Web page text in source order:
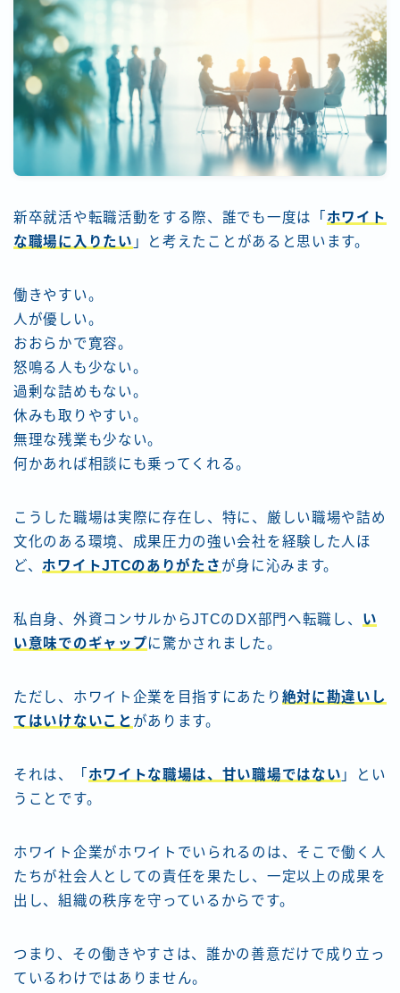
新卒就活や転職活動をする際、誰でも一度は「 ホワイト
な職場に入りたい 」と考えたことがあると思います。
働きやすい。
人が優しい。
おおらかで寛容。
怒鳴る人も少ない。
過剰な詰めもない。
休みも取りやすい。
無理な残業も少ない。
何かあれば相談にも乗ってくれる。
こうした職場は実際に存在し、特に、厳しい職場や詰め
文化のある環境、成果圧力の強い会社を経験した人ほ
ど、 ホワイトJTCのありがたさ が身に沁みます。
私自身、外資コンサルからJTCのDX部門へ転職し、 い
い意味でのギャップに驚かされました。
ただし、ホワイト企業を目指すにあたり 絶対に勘違いし
てはいけないこと があります。
それは、「 ホワイトな職場は、甘い職場ではない 」とい
うことです。
ホワイト企業がホワイトでいられるのは、そこで働く人
たちが社会人としての責任を果たし、一定以上の成果を
出し、組織の秩序を守っているからです。
つまり、その働きやすさは、誰かの善意だけで成り立っ
ているわけではありません。